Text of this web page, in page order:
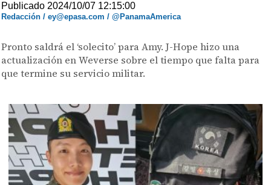
Publicado 2024/10/07 12:15:00
Redacción / ey@epasa.com / @PanamaAmerica
Pronto saldrá el ‘solecito’ para Amy. J-Hope hizo una
actualización en Weverse sobre el tiempo que falta para
que termine su servicio militar.